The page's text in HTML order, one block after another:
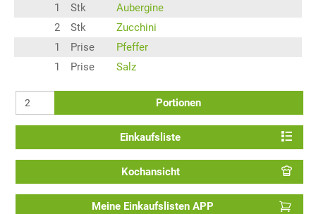
1
Stk
Aubergine
2
Stk
Zucchini
1
Prise
Pfeffer
1
Prise Salz
Portionen
Einkaufsliste
Kochansicht
Meine Einkaufslisten APP